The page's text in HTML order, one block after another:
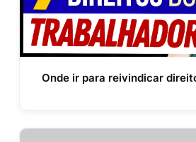
Onde ir para reivindicar